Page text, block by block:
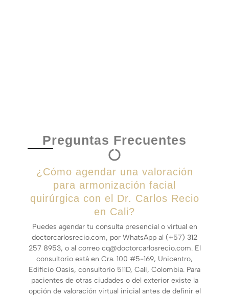
Preguntas Frecuentes
¿Cómo agendar una valoración
para armonización facial
quirúrgica con el Dr. Carlos Recio
en Cali?
Puedes agendar tu consulta presencial o virtual en
doctorcarlosrecio.com, por WhatsApp al (+57) 312
257 8953, o al correo cq@doctorcarlosrecio.com. El
consultorio está en Cra. 100 #5-169, Unicentro,
Edificio Oasis, consultorio 511D, Cali, Colombia. Para
pacientes de otras ciudades o del exterior existe la
opción de valoración virtual inicial antes de definir el